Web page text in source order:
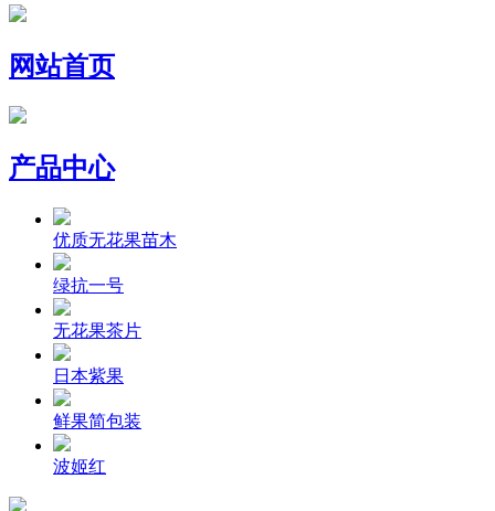
网站首页
产品中心
优质无花果苗木
绿抗一号
无花果茶片
日本紫果
鲜果简包装
波姬红